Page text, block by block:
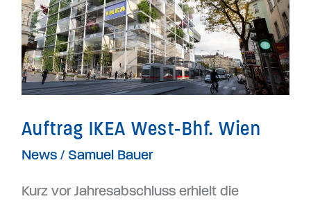
Auftrag IKEA West-Bhf. Wien
News/ Samuel Bauer
Kurz vor Jahresabschluss erhielt die
Bhf.
Wien